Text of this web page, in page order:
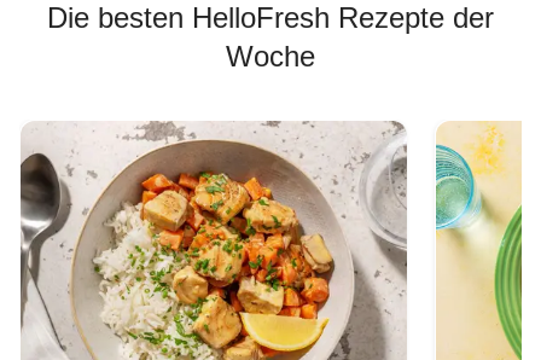
Die besten HelloFresh Rezepte der
Woche